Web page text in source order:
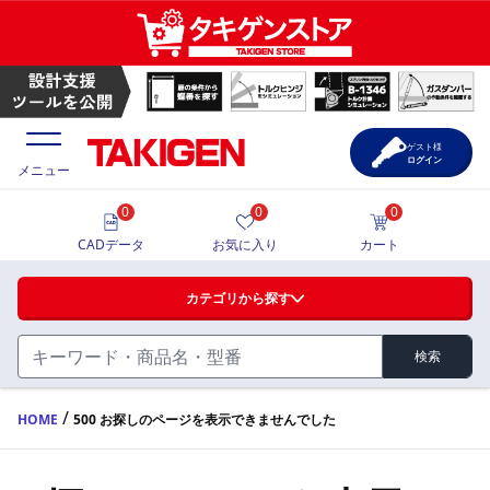
ハンドル・取手・つまみ・周辺機器
FA・A
蝶番・ステー・周辺機器
価格一覧
製品カタログ
メニュー
カテゴリから探す
検索
0
CADデータ
0
お気に入り
0
カート
ゲスト様
ログイン
HOME / 500 お探しのページを表示できませんでした